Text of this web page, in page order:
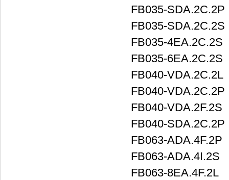
FB035-SDA.2C.2P
FB035-SDA.2C.2S
FB035-4EA.2C.2S
FB035-6EA.2C.2S
FB040-VDA.2C.2L
FB040-VDA.2C.2P
FB040-VDA.2F.2S
FB040-SDA.2C.2P
FB063-ADA.4F.2P
FB063-ADA.4I.2S
FB063-8EA.4F.2L